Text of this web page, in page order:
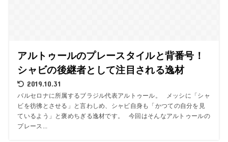
アルトゥールのプレースタイルと背番号！
シャビの後継者として注目される逸材
2019.10.31
バルセロナに所属するブラジル代表アルトゥール。 メッシに「シャ
ビを彷彿とさせる」と言わしめ、シャビ自身も「かつての自分を見
ているよう」と褒めちぎる逸材です。 今回はそんなアルトゥールの
プレース...